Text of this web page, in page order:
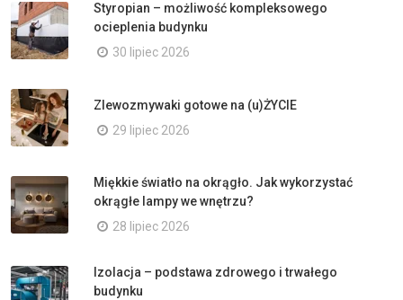
Styropian – możliwość kompleksowego
ocieplenia budynku
30 lipiec 2026
Zlewozmywaki gotowe na (u)ŻYCIE
29 lipiec 2026
Miękkie światło na okrągło. Jak wykorzystać
okrągłe lampy we wnętrzu?
28 lipiec 2026
Izolacja – podstawa zdrowego i trwałego
budynku